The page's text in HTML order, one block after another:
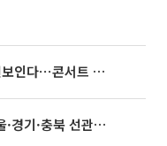
빅뱅, 20주년 기념 '새 뱅봉' 선보인다⋯콘서트 앞두고 팝업 개최
관위 등 추가 압수수색